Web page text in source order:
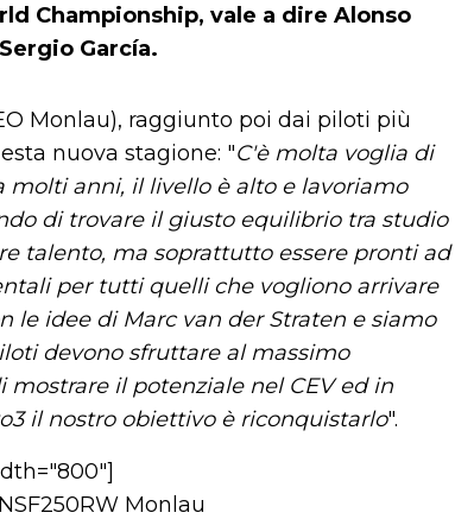
Championship, vale a dire Alonso
García.
Monlau), raggiunto poi dai piloti più
nuova stagione: "C'è molta voglia di
anni, il livello è alto e lavoriamo
di trovare il giusto equilibrio tra studio
talento, ma soprattutto essere pronti ad
per tutti quelli che vogliono arrivare
idee di Marc van der Straten e siamo
devono sfruttare al massimo
il potenziale nel CEV ed in
il nostro obiettivo è riconquistarlo".